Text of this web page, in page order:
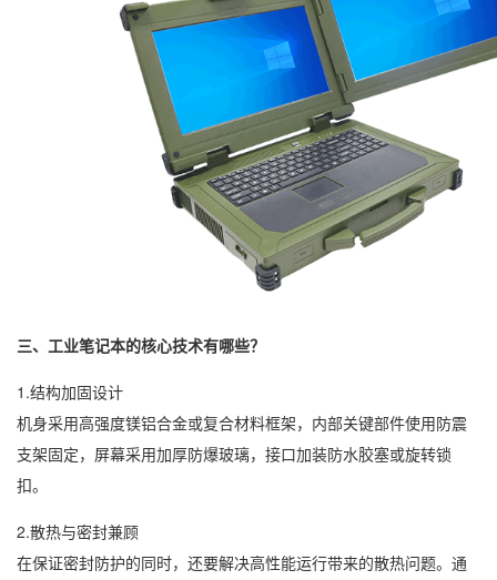
三、工业笔记本的核心技术有哪些？
1.结构加固设计
机身采用高强度镁铝合金或复合材料框架，内部关键部件使用防震
支架固定，屏幕采用加厚防爆玻璃，接口加装防水胶塞或旋转锁
扣。
2.散热与密封兼顾
在保证密封防护的同时，还要解决高性能运行带来的散热问题。通